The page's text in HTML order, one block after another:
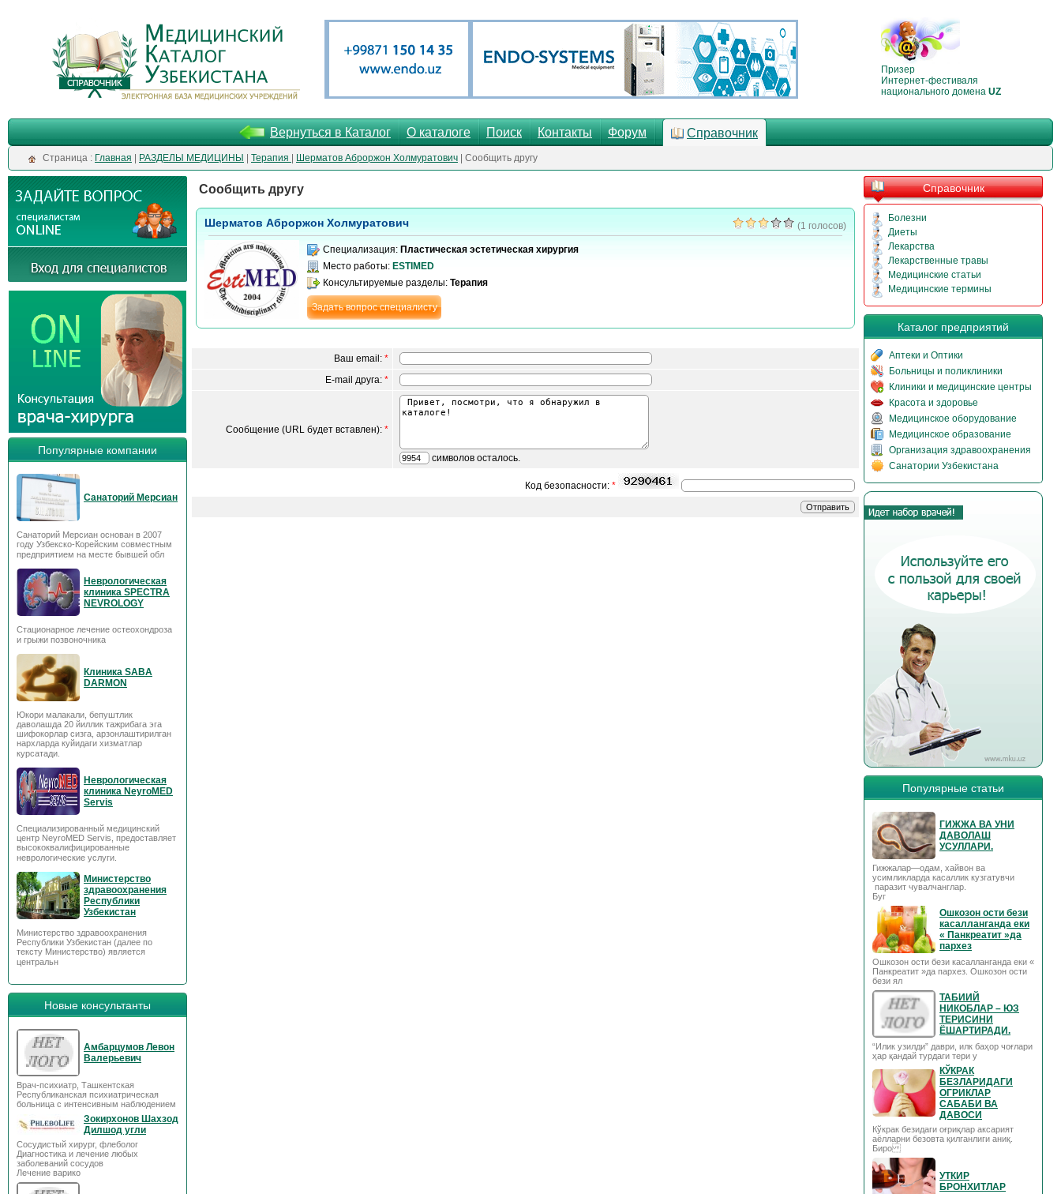
Призер
Интернет-фестиваля
национального домена UZ
Вернуться в Каталог О каталоге Поиск Контакты Форум Справочник
Cтраница : Главная РАЗДЕЛЫ МЕДИЦИНЫ Терапия Шерматов Аброржон Холмуратович | Сообщить другу
Популярные компании
Санаторий Мерсиан
Санаторий Мерсиан основан в 2007
году Узбекско-Корейским совместным
предприятием на месте бывшей обл
Неврологическая
клиника SPECTRA
NEVROLOGY
Стационарное лечение остеохондроза
и грыжи позвоночника
Клиника SABA
DARMON
Юкори малакали, бепуштлик
даволашда 20 йиллик тажрибага эга
шифокорлар сизга, арзонлаштирилган
нархларда куйидаги хизматлар
курсатади.
Неврологическая
клиника NeyroMED
Servis
Специализированный медицинский
центр NeyroMED Servis, предоставляет
высококвалифицированные
неврологические услуги.
Министерство
здравоохранения
Республики
Узбекистан
Министерство здравоохранения
Республики Узбекистан (далее по
тексту Министерство) является
центральн
Новые консультанты
Амбарцумов Левон
Валерьевич
Врач-психиатр, Ташкентская
Республиканская психиатрическая
больница с интенсивным наблюдением
Зокирхонов Шахзод
Дилшод угли
Сосудистый хирург, флеболог
Диагностика и лечение любых
заболеваний сосудов
Лечение варико
Сообщить другу
Шерматов Аброржон Холмуратович (1 голосов)
Специализация: Пластическая эстетическая хирургия
Место работы: ESTIMED
Консультируемые разделы: Терапия
Задать вопрос специалисту
Ваш email: *
E-mail друга: *
Сообщение (URL будет вставлен): *
символов осталось.
Код безопасности: *
Справочник
Болезни
Диеты
Лекарства
Лекарственные травы
Медицинские статьи
Медицинские термины
Каталог предприятий
Аптеки и Оптики
Больницы и поликлиники
Клиники и медицинские центры
Красота и здоровье
Медицинское оборудование
Медицинское образование
Организация здравоохранения
Санатории Узбекистана
Популярные статьи
ГИЖЖА ВА УНИ
ДАВОЛАШ
УСУЛЛАРИ.
Гижжалар—одам, хайвон ва
усимликларда касаллик кузгатувчи
паразит чувалчанглар.
Буг
Ошкозон ости бези
касалланганда еки
« Панкреатит »да
пархез
Ошкозон ости бези касалланганда еки «
Панкреатит »да пархез. Ошкозон ости
бези ял
ТАБИИЙ
НИКОБЛАР – ЮЗ
ТЕРИСИНИ
ЁШАРТИРАДИ.
“Илик узилди” даври, илк баҳор чоғлари
ҳар қандай турдаги тери у
КЎКРАК
БЕЗЛАРИДАГИ
ОГРИКЛАР
САБАБИ ВА
ДАВОСИ
Кўкрак безидаги оғриқлар аксарият
аёлларни безовта қилганлиги аниқ.
Биро
УТКИР
БРОНХИТЛАР